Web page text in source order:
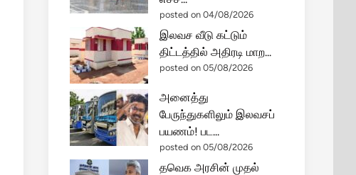
posted on 04/08/2026
இலவச வீடு கட்டும்
திட்டத்தில் அதிரடி மாற...
posted on 05/08/2026
அனைத்து
பேருந்துகளிலும் இலவசப்
பயணம்! பட...
posted on 05/08/2026
தவெக அரசின் முதல்